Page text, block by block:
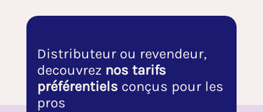
Distributeur ou revendeur,
decouvrez nos tarifs
préférentielsconçus pour les
pros